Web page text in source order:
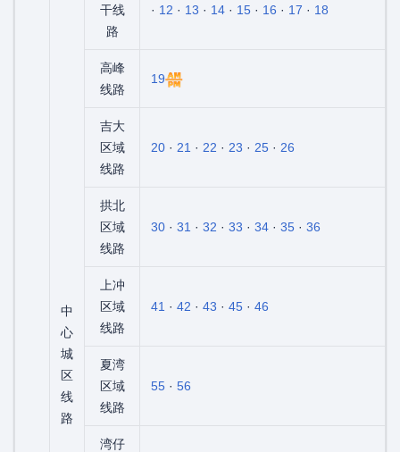
中
心
城
区
线
路
干线
路
· 12 · 13 · 14 · 15 · 16 · 17 · 18
高峰
线路
19
吉大
区域
线路
20 · 21 · 22 · 23 · 25 · 26
拱北
区域
线路
30 · 31 · 32 · 33 · 34 · 35 · 36
上冲
区域
线路
41 · 42 · 43 · 45 · 46
夏湾
区域
线路
55 · 56
湾仔